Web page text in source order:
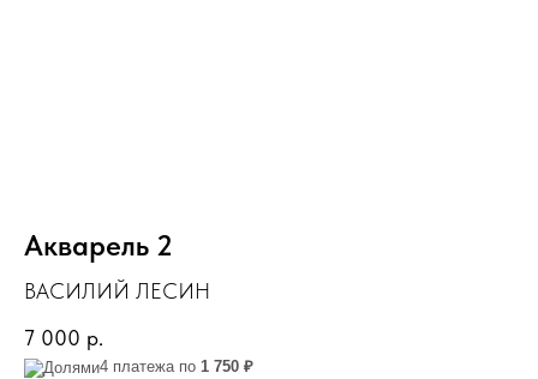
Акварель 2
ВАСИЛИЙ ЛЕСИН
7 000 р.
4 платежа по 1 750 ₽